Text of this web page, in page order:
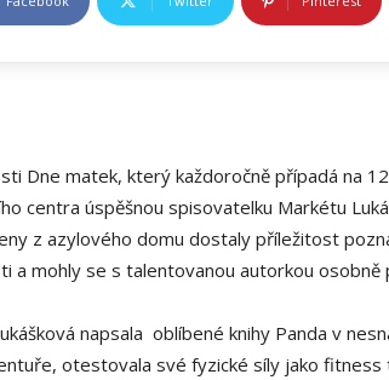
Dne matek, který každoročně případá na
centra úspěšnou spisovatelku Markétu
z azylového domu dostaly příležitost
a mohly se s talentovanou autorkou
napsala oblíbené knihy Panda v
otestovala své fyzické síly jako